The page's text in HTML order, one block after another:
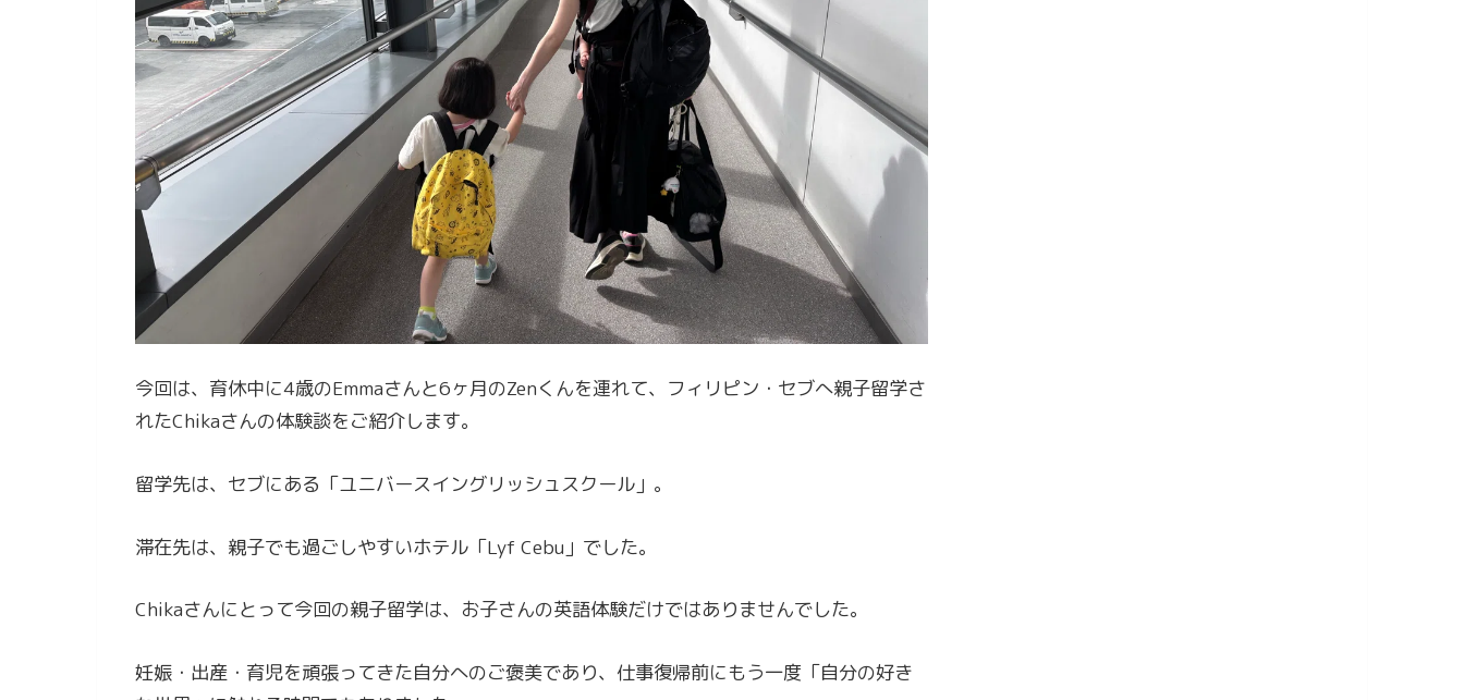
今回は、育休中に4歳のEmmaさんと6ヶ月のZenくんを連れて、フィリピン・セブへ親子留学さ
れたChikaさんの体験談をご紹介します。
留学先は、セブにある「ユニバースイングリッシュスクール」。
滞在先は、親子でも過ごしやすいホテル「Lyf Cebu」でした。
Chikaさんにとって今回の親子留学は、お子さんの英語体験だけではありませんでした。
妊娠・出産・育児を頑張ってきた自分へのご褒美であり、仕事復帰前にもう一度「自分の好き